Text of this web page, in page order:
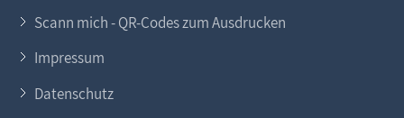
Scann mich - QR-Codes zum Ausdrucken
Impressum
Datenschutz